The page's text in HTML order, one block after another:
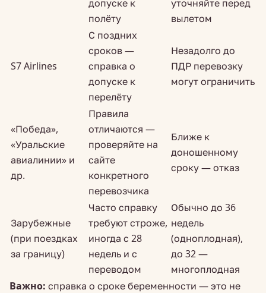
допуске к
полёту
уточняйте перед
вылетом
S7 Airlines
С поздних
сроков —
справка о
допуске к
перелёту
Незадолго до
ПДР перевозку
могут ограничить
«Победа»,
«Уральские
авиалинии» и
др.
Правила
отличаются —
проверяйте на
сайте
конкретного
перевозчика
Ближе к
доношенному
сроку — отказ
Зарубежные
(при поездках
за границу)
Часто справку
требуют строже,
иногда с 28
недель и с
переводом
Обычно до 36
недель
(одноплодная),
до 32 —
многоплодная
Важно: справка о сроке беременности — это не